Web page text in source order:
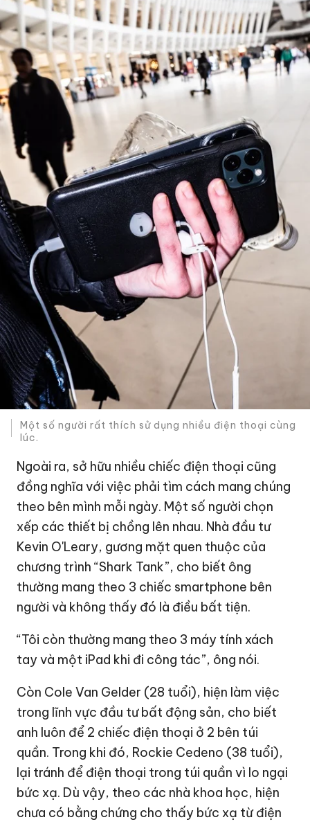
Một số người rất thích sử dụng nhiều điện thoại cùng
lúc.
Ngoài ra, sở hữu nhiều chiếc điện thoại cũng
đồng nghĩa với việc phải tìm cách mang chúng
theo bên mình mỗi ngày. Một số người chọn
xếp các thiết bị chồng lên nhau. Nhà đầu tư
Kevin O'Leary, gương mặt quen thuộc của
chương trình “Shark Tank”, cho biết ông
thường mang theo 3 chiếc smartphone bên
người và không thấy đó là điều bất tiện.
“Tôi còn thường mang theo 3 máy tính xách
tay và một iPad khi đi công tác”, ông nói.
Còn Cole Van Gelder (28 tuổi), hiện làm việc
trong lĩnh vực đầu tư bất động sản, cho biết
anh luôn để 2 chiếc điện thoại ở 2 bên túi
quần. Trong khi đó, Rockie Cedeno (38 tuổi),
lại tránh để điện thoại trong túi quần vì lo ngại
bức xạ. Dù vậy, theo các nhà khoa học, hiện
chưa có bằng chứng cho thấy bức xạ từ điện